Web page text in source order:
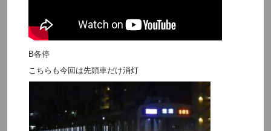
B各停
こちらも今回は先頭車だけ消灯